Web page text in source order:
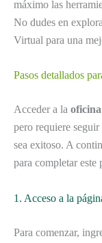
máximo las
No dudes en
Virtual para una
Pasos detallados
Acceder a la
pero requiere
sea exitoso. A
para completar este
1. Acceso a la
Para comenzar,